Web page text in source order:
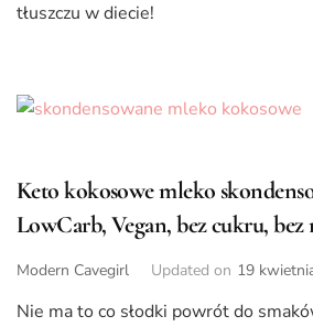
tłuszczu w diecie!
Keto kokosowe mleko
LowCarb, Vegan, bez cukru, bez
Modern Cavegirl Updated on 19
Nie ma to co słodki powrót do